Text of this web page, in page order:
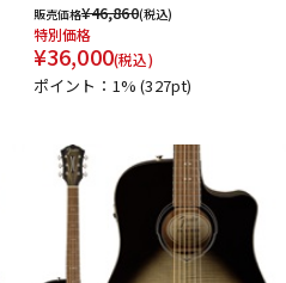
販売価格¥46,860(税込)
特別価格
¥36,000(税込)
ポイント：1%(327pt)